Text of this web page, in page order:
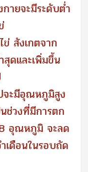
ายจะมีระดับต่ำ
สังเกตจาก
ดและเพิ่มขึ้น
จะมีอุณหภูมิสูง
ช่วงที่มีการตก
อุณหภูมิ จะลด
เดือนในรอบถัด